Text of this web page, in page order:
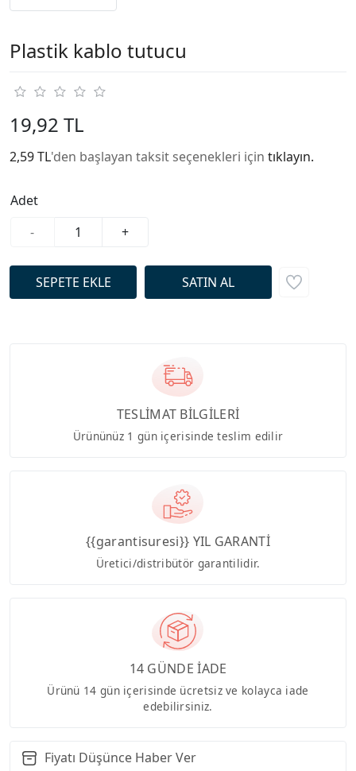
Plastik kablo tutucu
19,92 TL
2,59 TL'den başlayan taksit seçenekleri için tıklayın.
Adet
-
+
TESLİMAT BİLGİLERİ
Ürününüz 1 gün içerisinde teslim edilir
{{garantisuresi}} YIL GARANTİ
Üretici/distribütör garantilidir.
14 GÜNDE İADE
Ürünü 14 gün içerisinde ücretsiz ve kolayca iade
edebilirsiniz.
Fiyatı Düşünce Haber Ver